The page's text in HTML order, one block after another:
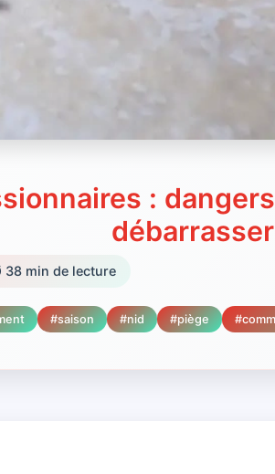
:
débarrasser
38 min de lecture
#saison #nid #piège #